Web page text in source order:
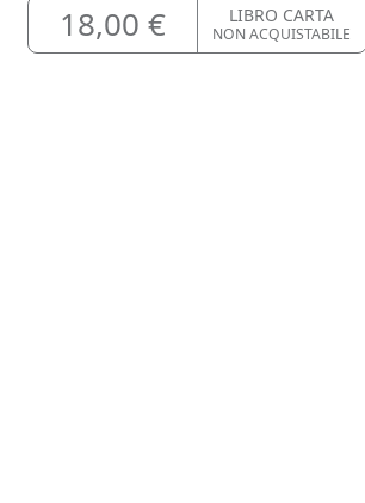
18,00 € LIBRO CARTA
NON ACQUISTABILE